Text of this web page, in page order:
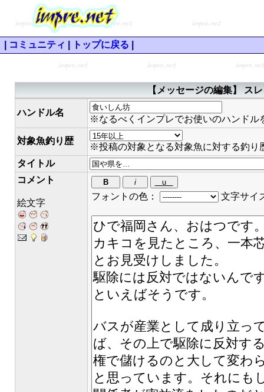
コミュニティ トップに戻る
【メッセージの編集】 ス
ハンドル名
※なるべくインプレでお使いのハンドル
対象魚釣り歴
※投稿の対象となる対象魚に対する釣り
タイトル
コメント
絵文字
フォントの色： 文字サイ